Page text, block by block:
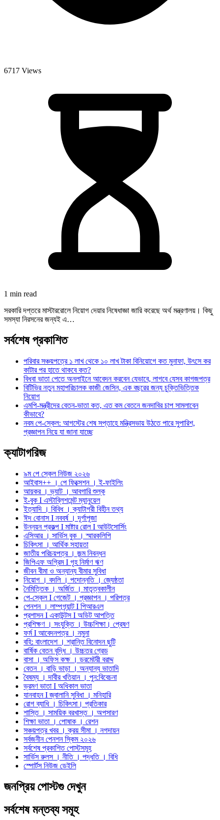
6717 Views
1 min read
সরকারি দপ্তরে মাস্টাররোলে নিয়োগ দেয়ার নিষেধাজ্ঞা জারি করেছে অর্থ মন্ত্রণালয়। কিছু
সমস্যা নিরসনের জন্যই এ…
সর্বশেষ প্রকাশিত
পরিবার সঞ্চয়পত্রে ১ লাখ থেকে ১০ লাখ টাকা বিনিয়োগে কত মুনাফা, উৎসে কর
কাটার পর হাতে থাকবে কত?
বিধবা ভাতা পেতে অনলাইনে আবেদন করবেন যেভাবে, লাগবে যেসব কাগজপত্র
বিটিভির নতুন মহাপরিচালক কাজী জেসিন, এক বছরের জন্য চুক্তিভিত্তিক
নিয়োগ
এমপি-মন্ত্রীদের বেতন-ভাতা কত, এত কম বেতনে জনদাবির চাপ সামলাবেন
কীভাবে?
নবম পে-স্কেল: আগস্টের শেষ সপ্তাহে মন্ত্রিসভায় উঠতে পারে সুপারিশ,
প্রজ্ঞাপন নিয়ে যা জানা যাচ্ছে
ক্যাটাগরিজ
৯ম পে স্কেল নিউজ ২০২৬
আইবাস++ । পে ফিক্সেশন । ই-ফাইলিং
আয়কর । ভ্যাট । আবগারি শুল্ক
ই-বুক I এস্টাব্লিশমেন্ট ম্যানুয়েল
ইত্যাদি । বিবিধ । ক্যাটাগরী বিহীন তথ্য
ঈদ বোনাস I নববর্ষ । দূর্গাপূজা
উন্নয়ন প্রকল্প I মাষ্টার রোল I আউটসোর্সিং
এসিআর । সার্ভিস বুক । স্মারকলিপি
চিকিৎসা । আর্থিক সহায়তা
জাতীয় পরিচয়পত্র । জন্ম নিবন্ধন
জিপিএফ অগ্রিম I গৃহ নির্মাণ ঋণ
জীবন বীমা ও অন্যান্য বীমার সুবিধা
নিয়োগ । বদলি । পদোন্নতি । জ্যেষ্ঠতা
নৈমিত্তিক । অর্জিত । মাতৃত্বকালীন
পে-স্কেল I গেজেট । প্রজ্ঞাপন । পরিপত্র
পেনশন । লাম্পগ্র্যান্ট I পিআরএল
প্রশাসন I একাউন্টস I অডিট আপত্তি
প্রশিক্ষণ । সংযুক্তি । উচ্চশিক্ষা। প্রেষণ
ফর্ম I আবেদনপত্র । নমুনা
বহি: বাংলাদেশ । শ্রান্তি বিনোদন ছুটি
বার্ষিক বেতন বৃদ্ধি । উচ্চতর গ্রেড
বাসা । অফিস কক্ষ । ডরমেটরী বরাদ্দ
বেতন । বাড়ি ভাড়া । অন্যান্য ভাতাদি
বৈষম্য । দাবীর খতিয়ান । পুন:বিবেচনা
ভ্রমণ ভাতা I অধিকাল ভাতা
যানবাহন I জ্বালানি সুবিধা । মনিহারি
রোগ ব্যাধি । চিকিৎসা। প্রতিকার
শাস্তি । সাময়িক বরখাস্ত । অপসারণ
শিক্ষা ভাতা । পোষাক । রেশন
সঞ্চয়পত্র খবর । ক্রয় সীমা । নগদায়ন
সর্বজনীন পেনশন স্কিম ২০২৬
সর্বশেষ প্রকাশিত পোস্টসমূহ
সার্ভিস রুলস । নীতি । পদ্ধতি । বিধি
স্পোর্টস নিউজ ডেইলি
জনপ্রিয় পোস্টগু দেখুন
সর্বশেষ মন্তব্য সমূহ